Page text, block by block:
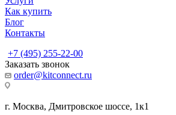
Как купить
Блог
Контакты
+7 (495) 255-22-00
Заказать звонок
order@kitconnect.ru
г. Москва, Дмитровское шоссе, 1к1